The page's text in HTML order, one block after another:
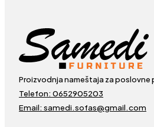
Proizvodnja nameštaja za poslovne
Telefon: 0652905203
Email: samedi.sofas@gmail.com